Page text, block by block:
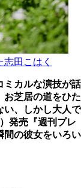
田こはく
ミカルな演技が話
お芝居の道をひた
い、しかし大人で
発売『週刊プレ
間の彼女をいろい